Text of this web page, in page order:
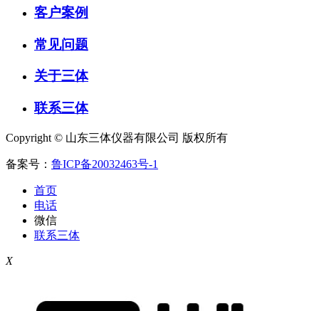
客户案例
常见问题
关于三体
联系三体
Copyright © 山东三体仪器有限公司 版权所有
备案号： 鲁ICP备20032463号-1
首页
电话
微信
联系三体
X